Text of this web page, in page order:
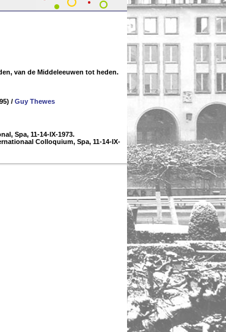
van de Middeleeuwen tot heden.
/ Guy Thewes
Spa, 11-14-IX-1973.
Colloquium, Spa, 11-14-IX-